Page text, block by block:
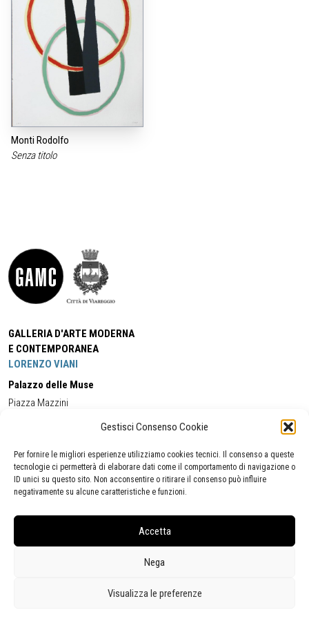
Gestisci Consenso Cookie
Per fornire le migliori esperienze utilizziamo cookies tecnici. Il consenso a queste
tecnologie ci permetterà di elaborare dati come il comportamento di navigazione o
ID unici su questo sito. Non acconsentire o ritirare il consenso può influire
negativamente su alcune caratteristiche e funzioni.
Accetta
Nega
Visualizza le preferenze
Monti Rodolfo
Senza titolo
GALLERIA D'ARTE MODERNA
E CONTEMPORANEA
LORENZO VIANI
Palazzo delle Muse
Piazza Mazzini
Cell:+39 338 5714978 (orario apertura Galleria)
Tel:
+39 0584 944580
(orario 09.00/13.00)
Email:gamc@comune.viareggio.lu.it
Segnalazione di inaccessibilità